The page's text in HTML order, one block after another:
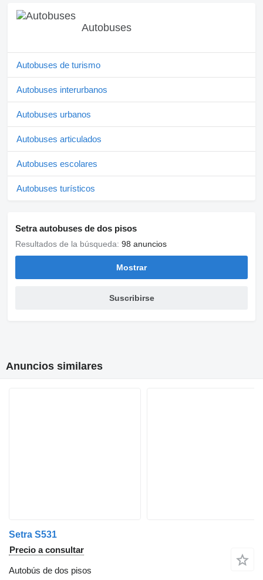
Autobuses
Autobuses de turismo
Autobuses interurbanos
Autobuses urbanos
Autobuses articulados
Autobuses escolares
Autobuses turísticos
Setra autobuses de dos pisos
Resultados de la búsqueda: 98 anuncios
Mostrar
Suscribirse
Anuncios similares
Setra S531
Precio a consultar
Autobús de dos pisos